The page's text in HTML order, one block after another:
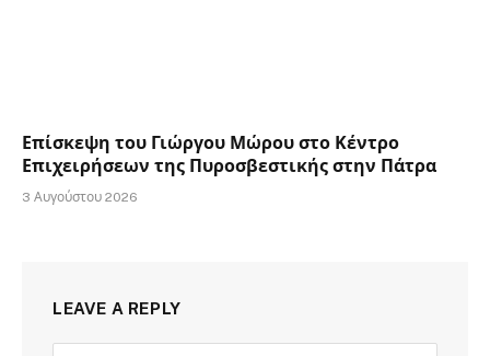
Επίσκεψη του Γιώργου Μώρου στο Κέντρο
Επιχειρήσεων της Πυροσβεστικής στην Πάτρα
3 Αυγούστου 2026
LEAVE A REPLY